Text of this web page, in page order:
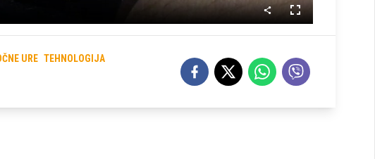
Celozaslonski
način
URE TEHNOLOGIJA